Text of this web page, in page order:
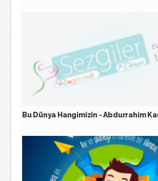
Bu Dünya Hangimizin - Abdurrahim